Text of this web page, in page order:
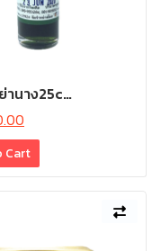
านาง25c…
Cart